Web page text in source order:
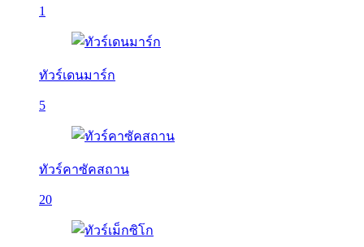
1
ทัวร์เดนมาร์ก
5
ทัวร์คาซัคสถาน
20